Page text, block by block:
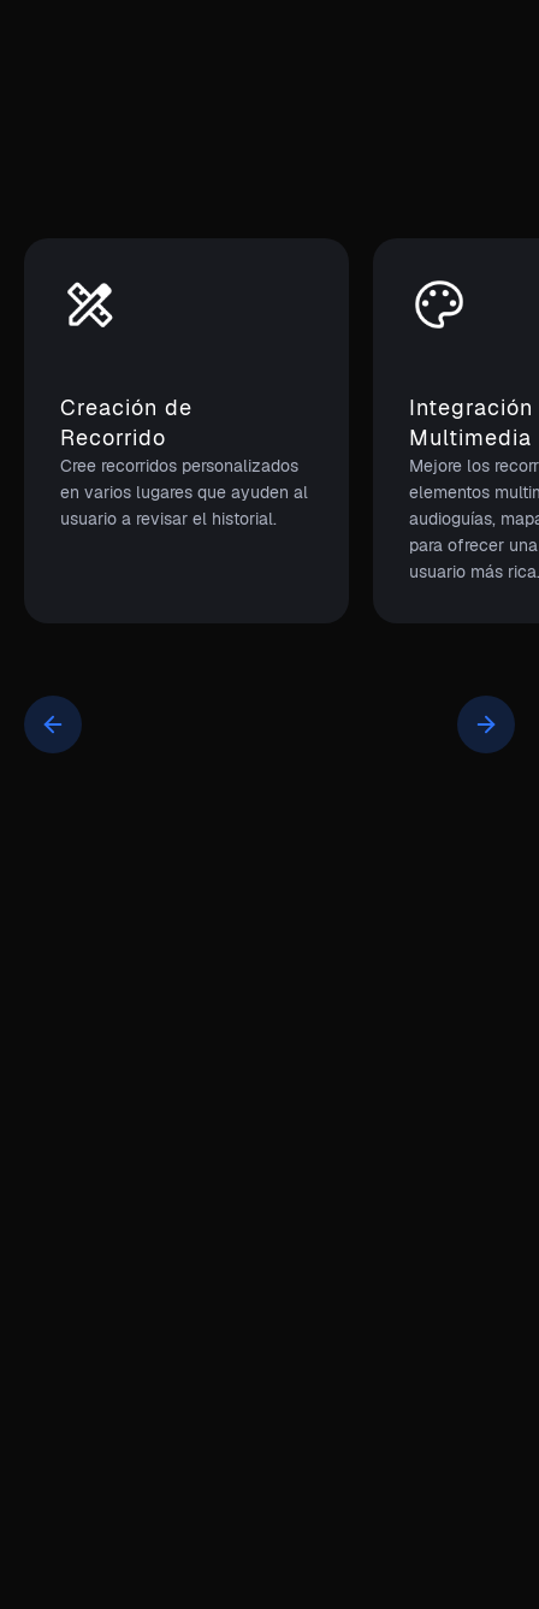
Creación de
Recorrido
Cree recorridos personalizados
en varios lugares que ayuden al
usuario a revisar el historial.
Integración
Multimedia
Mejore los
elementos
audioguías,
para ofrecer
usuario más rica.